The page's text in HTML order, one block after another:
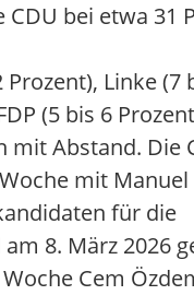
bei etwa 31
Prozent), Linke (7
(5 bis 6
mit Abstand. Die
mit Manuel
für die
8. März 2026
Cem